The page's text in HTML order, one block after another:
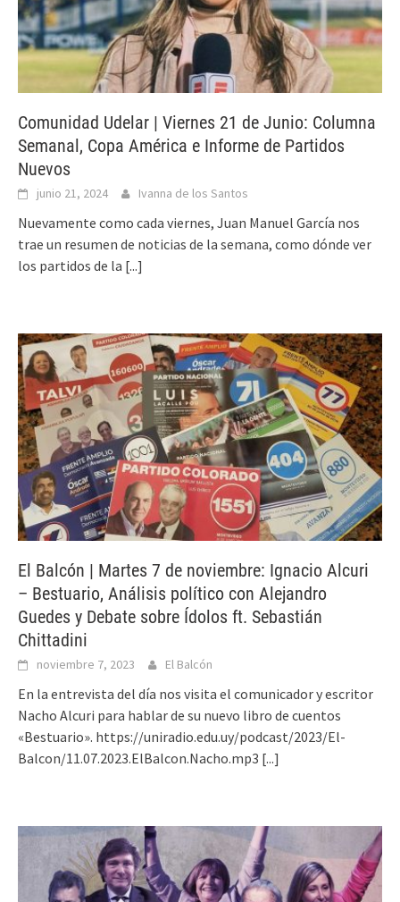
Comunidad Udelar | Viernes 21 de Junio: Columna
Semanal, Copa América e Informe de Partidos
Nuevos
junio 21, 2024 Ivanna de los Santos
Nuevamente como cada viernes, Juan Manuel García nos
trae un resumen de noticias de la semana, como dónde ver
los partidos de la [...]
El Balcón | Martes 7 de noviembre: Ignacio Alcuri
– Bestuario, Análisis político con Alejandro
Guedes y Debate sobre Ídolos ft. Sebastián
Chittadini
noviembre 7, 2023 El Balcón
En la entrevista del día nos visita el comunicador y escritor
Nacho Alcuri para hablar de su nuevo libro de cuentos
«Bestuario». https://uniradio.edu.uy/podcast/2023/El-
Balcon/11.07.2023.ElBalcon.Nacho.mp3 [...]